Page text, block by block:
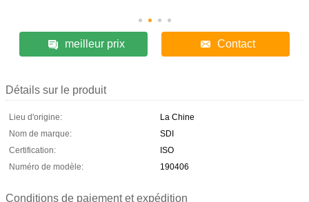
meilleur prix Contact
Détails sur le produit
Lieu d'origine:
La Chine
Nom de marque:
SDI
Certification:
ISO
Numéro de modèle:
190406
Conditions de paiement et expédition